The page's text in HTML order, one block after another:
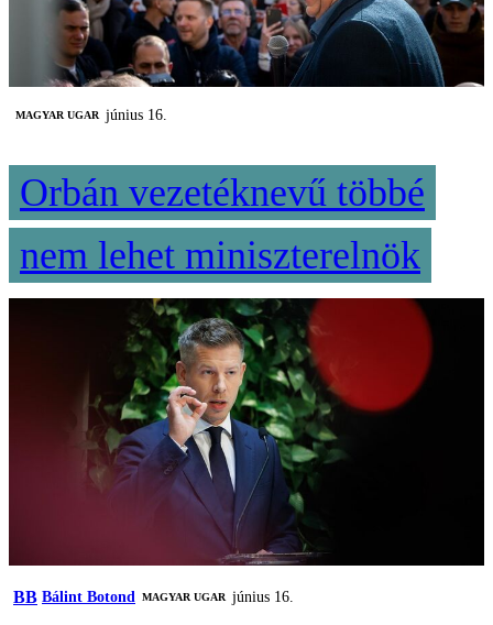
MAGYAR UGAR június 16.
Orbán vezetéknevű többé
nem lehet miniszterelnök
BB Bálint Botond MAGYAR UGAR június 16.